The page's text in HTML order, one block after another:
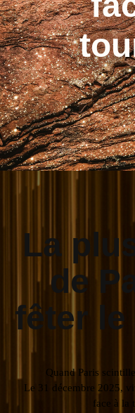
La
de
fêter le
Quand Paris
Le 31 décembre 2025,
face à la